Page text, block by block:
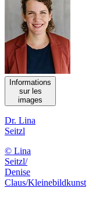
Informations
sur les
images
Dr. Lina
Seitzl
© Lina
Seitzl/
Denise
Claus/Kleinebildkunst